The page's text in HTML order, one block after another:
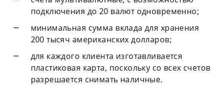
подключения до 20 валют одновременно;
минимальная сумма вклада для хранения
200 тысяч американских долларов;
для каждого клиента изготавливается
пластиковая карта, поскольку со всех счетов
разрешается снимать наличные.